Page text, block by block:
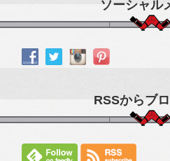
ソーシャル
RSSからブ